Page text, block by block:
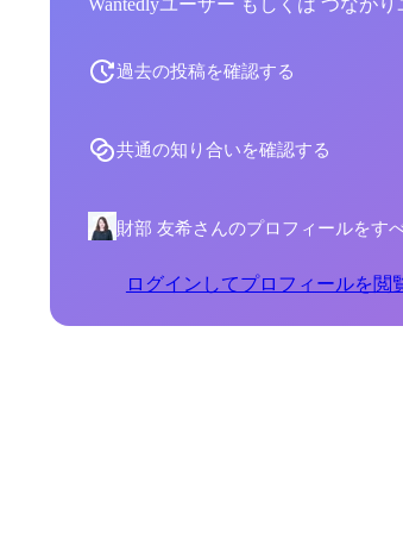
Wantedlyユーザー もしくは つなが
過去の投稿を確認する
共通の知り合いを確認する
財部 友希さんのプロフィールをす
ログインしてプロフィールを閲